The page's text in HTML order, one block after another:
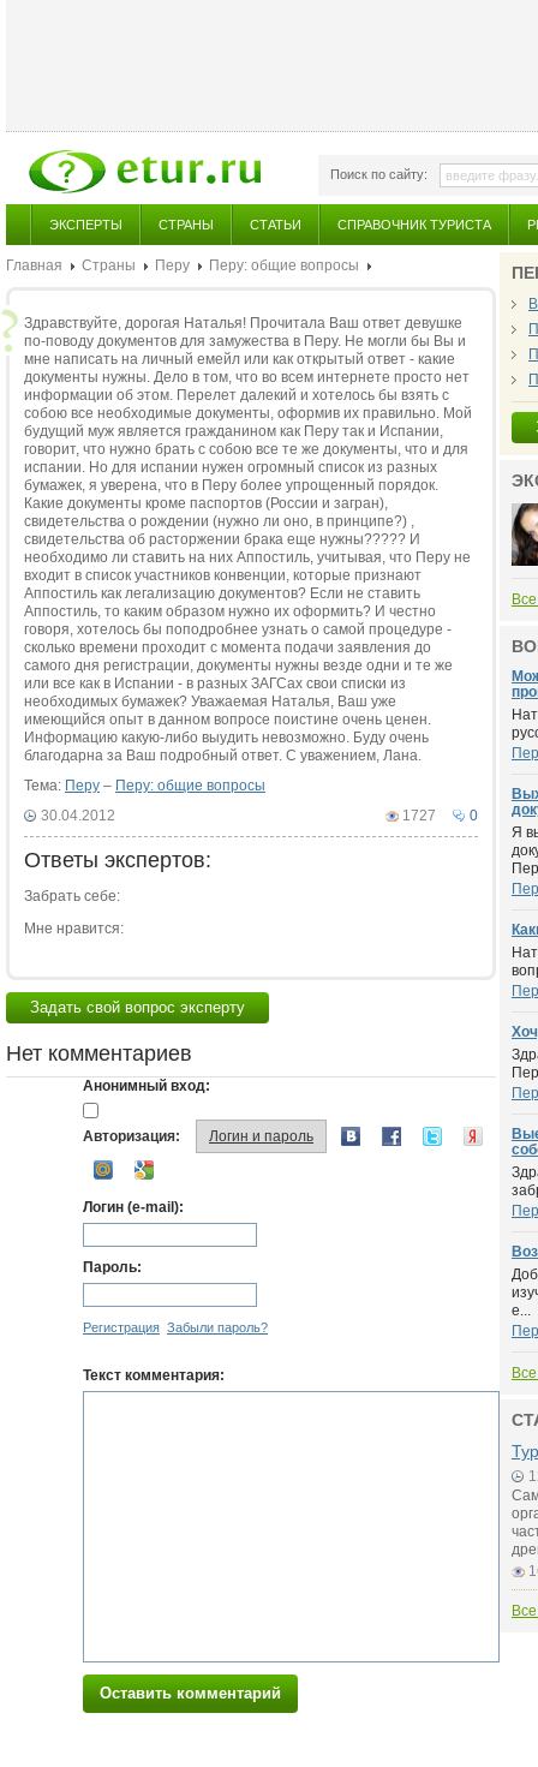
Поиск по сайту:
ЭКСПЕРТЫ СТРАНЫ СТАТЬИ СПРАВОЧНИК ТУРИСТА
Главная Страны Перу Перу: общие вопросы
Здравствуйте, дорогая Наталья! Прочитала Ваш ответ девушке
по-поводу документов для замужества в Перу. Не могли бы Вы и
мне написать на личный емейл или как открытый ответ - какие
документы нужны. Дело в том, что во всем интернете просто нет
информации об этом. Перелет далекий и хотелось бы взять с
собою все необходимые документы, оформив их правильно. Мой
будущий муж является гражданином как Перу так и Испании,
говорит, что нужно брать с собою все те же документы, что и для
испании. Но для испании нужен огромный список из разных
бумажек, я уверена, что в Перу более упрощенный порядок.
Какие документы кроме паспортов (России и загран),
свидетельства о рождении (нужно ли оно, в принципе?) ,
свидетельства об расторжении брака еще нужны????? И
необходимо ли ставить на них Аппостиль, учитывая, что Перу не
входит в список участников конвенции, которые признают
Аппостиль как легализацию документов? Если не ставить
Аппостиль, то каким образом нужно их оформить? И честно
говоря, хотелось бы поподробнее узнать о самой процедуре -
сколько времени проходит с момента подачи заявления до
самого дня регистрации, документы нужны везде одни и те же
или все как в Испании - в разных ЗАГСах свои списки из
необходимых бумажек? Уважаемая Наталья, Ваш уже
имеющийся опыт в данном вопросе поистине очень ценен.
Информацию какую-либо выудить невозможно. Буду очень
благодарна за Ваш подробный ответ. С уважением, Лана.
Тема: Перу – Перу: общие вопросы
0
1727
30.04.2012
Ответы экспертов:
Забрать себе:
Мне нравится:
Задать свой вопрос эксперту
Нет комментариев
Анонимный вход:
Авторизация: Логин и пароль
Логин (e-mail):
Пароль:
Регистрация Забыли пароль?
Текст комментария:
Оставить комментарий
Я
е...